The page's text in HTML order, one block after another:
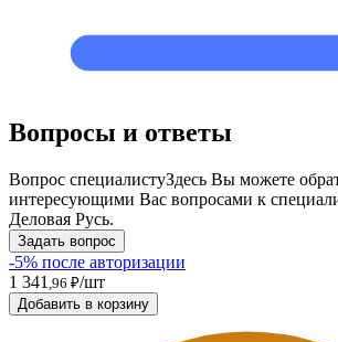
Вопросы и ответы
Вопрос специалистуЗдесь Вы можете
интересующими Вас вопросами к
Деловая Русь.
Задать вопрос
-5% после авторизации
1 341 ,96 ₽/шт
Добавить в корзину